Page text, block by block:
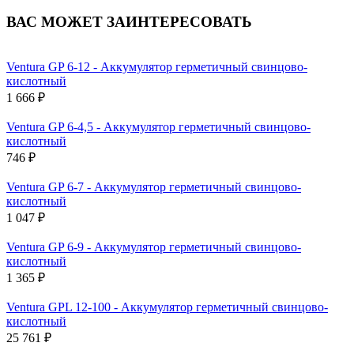
ВАС МОЖЕТ ЗАИНТЕРЕСОВАТЬ
Ventura GP 6-12 - Аккумулятор герметичный свинцово-
кислотный
1 666 ₽
Ventura GP 6-4,5 - Аккумулятор герметичный свинцово-
кислотный
746 ₽
Ventura GP 6-7 - Аккумулятор герметичный свинцово-
кислотный
1 047 ₽
Ventura GP 6-9 - Аккумулятор герметичный свинцово-
кислотный
1 365 ₽
Ventura GPL 12-100 - Аккумулятор герметичный свинцово-
кислотный
25 761 ₽